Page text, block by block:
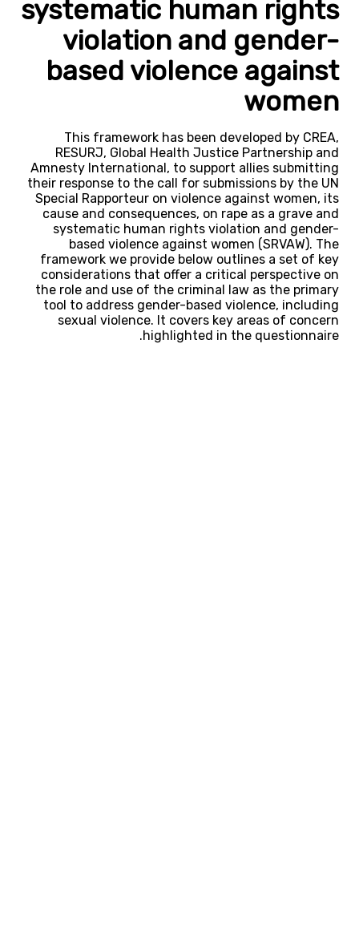
systematic human rights
violation and gender-
based violence against
women
This framework has been developed by CREA,
RESURJ, Global Health Justice Partnership and
Amnesty International, to support allies submitting
their response to the call for submissions by the UN
Special Rapporteur on violence against women, its
cause and consequences, on rape as a grave and
systematic human rights violation and gender-
based violence against women (SRVAW). The
framework we provide below outlines a set of key
considerations that offer a critical perspective on
the role and use of the criminal law as the primary
tool to address gender-based violence, including
sexual violence. It covers key areas of concern
highlighted in the questionnaire.